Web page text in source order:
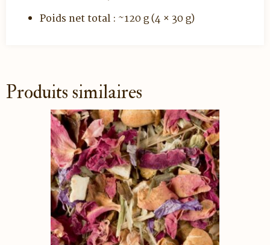
Poids net total : ~120 g (4 × 30 g)
Produits similaires